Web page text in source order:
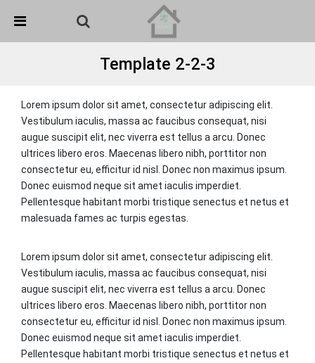
Detected no support in your browser for text to speech
widget
Template 2-2-3
Lorem ipsum dolor sit amet, consectetur adipiscing elit.
Vestibulum iaculis, massa ac faucibus consequat, nisi
augue suscipit elit, nec viverra est tellus a arcu. Donec
ultrices libero eros. Maecenas libero nibh, porttitor non
consectetur eu, efficitur id nisl. Donec non maximus ipsum.
Donec euismod neque sit amet iaculis imperdiet.
Pellentesque habitant morbi tristique senectus et netus et
malesuada fames ac turpis egestas.
Lorem ipsum dolor sit amet, consectetur adipiscing elit.
Vestibulum iaculis, massa ac faucibus consequat, nisi
augue suscipit elit, nec viverra est tellus a arcu. Donec
ultrices libero eros. Maecenas libero nibh, porttitor non
consectetur eu, efficitur id nisl. Donec non maximus ipsum.
Donec euismod neque sit amet iaculis imperdiet.
Pellentesque habitant morbi tristique senectus et netus et